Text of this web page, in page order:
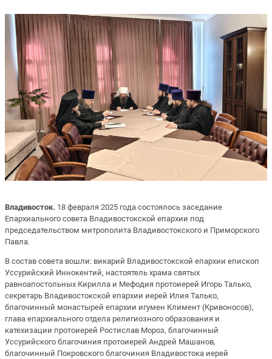
Владивосток. 18 февраля 2025 года состоялось заседание
Епархиального совета Владивостокской епархии под
председательством митрополита Владивостокского и Приморского
Павла.
В состав совета вошли: викарий Владивостокской епархии епископ
Уссурийский Иннокентий, настоятель храма святых
равноапостольных Кирилла и Мефодия протоиерей Игорь Талько,
секретарь Владивостокской епархии иерей Илия Талько,
благочинный монастырей епархии игумен Климент (Кривоносов),
глава епархиального отдела религиозного образования и
катехизации протоиерей Ростислав Мороз, благочинный
Уссурийского благочиния протоиерей Андрей Машанов,
благочинный Покровского благочиния Владивостока иерей